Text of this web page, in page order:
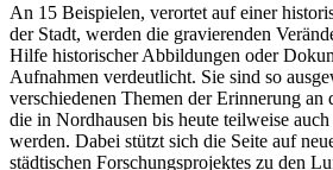
An 15 Beispielen, verortet auf einer
der Stadt, werden die gravierenden
Hilfe historischer Abbildungen oder
Aufnahmen verdeutlicht. Sie sind so
verschiedenen Themen der Erinnerung
die in Nordhausen bis heute teilweise
werden. Dabei stützt sich die Seite auf
städtischen Forschungsprojektes zu den